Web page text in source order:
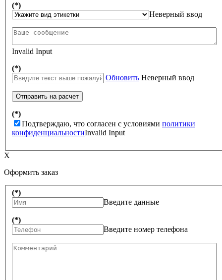
(*)
Неверный ввод
Invalid Input
(*)
Обновить Неверный ввод
Отправить на расчет
(*)
Подтверждаю, что согласен с условиями политики
конфиденциальностиInvalid Input
X
Оформить заказ
(*)
Введите данные
(*)
Введите номер телефона